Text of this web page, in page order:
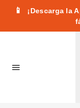
📱
¡Descarga la